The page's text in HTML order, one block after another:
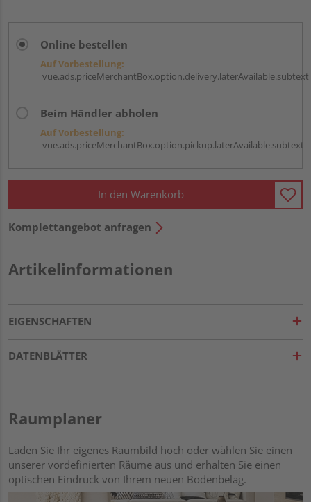
Online bestellen
Auf Vorbestellung:
vue.ads.priceMerchantBox.option.delivery.laterAvailable.subtext
Beim Händler abholen
Auf Vorbestellung:
vue.ads.priceMerchantBox.option.pickup.laterAvailable.subtext
In den Warenkorb
Komplettangebot anfragen
Artikelinformationen
EIGENSCHAFTEN
DATENBLÄTTER
Raumplaner
Laden Sie Ihr eigenes Raumbild hoch oder wählen Sie einen
unserer vordefinierten Räume aus und erhalten Sie einen
optischen Eindruck von Ihrem neuen Bodenbelag.